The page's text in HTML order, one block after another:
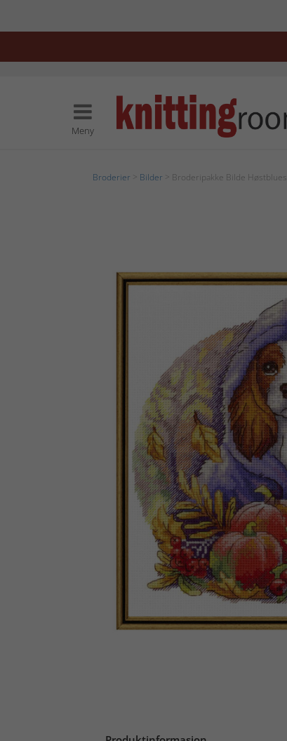
Meny
Broderier Bilder > Broderipakke Bilde Høstblues